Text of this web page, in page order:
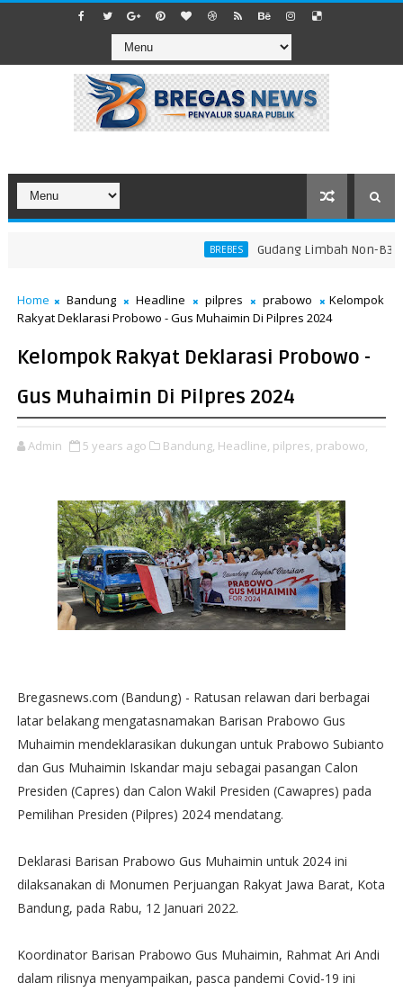
BREBES ​Gudang Limbah Non-B3 di
Home Bandung Headline pilpres prabowo
Kelompok
Rakyat Deklarasi Probowo - Gus Muhaimin Di Pilpres 2024
Kelompok Rakyat Deklarasi Probowo -
Gus Muhaimin Di Pilpres 2024
Admin 5 years ago Bandung, Headline, pilpres, prabowo,
Bregasnews.com (Bandung) - Ratusan relawan dari berbagai
latar belakang mengatasnamakan Barisan Prabowo Gus
Muhaimin mendeklarasikan dukungan untuk Prabowo Subianto
dan Gus Muhaimin Iskandar maju sebagai pasangan Calon
Presiden (Capres) dan Calon Wakil Presiden (Cawapres) pada
Pemilihan Presiden (Pilpres) 2024 mendatang.
Deklarasi Barisan Prabowo Gus Muhaimin untuk 2024 ini
dilaksanakan di Monumen Perjuangan Rakyat Jawa Barat, Kota
Bandung, pada Rabu, 12 Januari 2022.
Koordinator Barisan Prabowo Gus Muhaimin, Rahmat Ari Andi
dalam rilisnya menyampaikan, pasca pandemi Covid-19 ini